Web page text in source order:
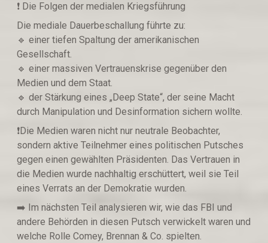
❗️ Die Folgen der medialen Kriegsführung
Die mediale Dauerbeschallung führte zu:
🔹️ einer tiefen Spaltung der amerikanischen
Gesellschaft.
🔹️ einer massiven Vertrauenskrise gegenüber den
Medien und dem Staat.
🔹️ der Stärkung eines „Deep State“, der seine Macht
durch Manipulation und Desinformation sichern wollte.
❗️Die Medien waren nicht nur neutrale Beobachter,
sondern aktive Teilnehmer eines politischen Putsches
gegen einen gewählten Präsidenten. Das Vertrauen in
die Medien wurde nachhaltig erschüttert, weil sie Teil
eines Verrats an der Demokratie wurden.
➡️ Im nächsten Teil analysieren wir, wie das FBI und
andere Behörden in diesen Putsch verwickelt waren und
welche Rolle Comey, Brennan & Co. spielten.